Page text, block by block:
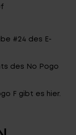
#24 des E-
des No Pogo
F gibt es hier.